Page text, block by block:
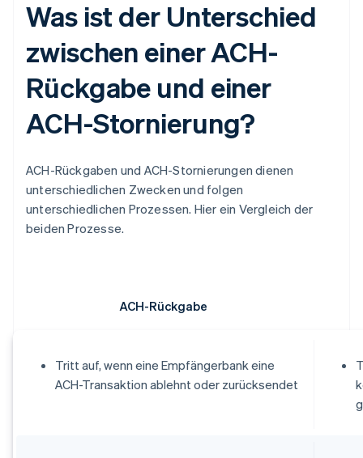
Was ist der Unterschied
zwischen einer ACH-
Rückgabe und einer
ACH-Stornierung?
ACH-Rückgaben und ACH-Stornierungen dienen
unterschiedlichen Zwecken und folgen
unterschiedlichen Prozessen. Hier ein Vergleich der
beiden Prozesse.
ACH-Rückgabe
Tritt auf, wenn eine Empfängerbank eine
ACH-Transaktion ablehnt oder zurücksendet